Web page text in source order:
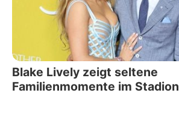
Blake Lively zeigt seltene
Familienmomente im Stadion